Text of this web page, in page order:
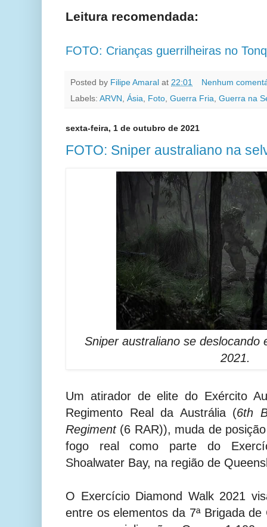
Leitura recomendada:
FOTO: Crianças guerrilheiras no
Posted by Filipe Amaral at 22:01
Nenhum
Labels: ARVN Ásia Foto Guerra Fria Guerra na
sexta-feira, 1 de outubro de 2021
FOTO: Sniper australiano na
Sniper australiano se deslocando
2021.
Um atirador de elite do Exército
Regimento Real da Austrália (6th
Regiment(6 RAR)), muda de
fogo real como parte do
Shoalwater Bay, na região de
O Exercício Diamond Walk 2021
entre os elementos da 7ª Brigada